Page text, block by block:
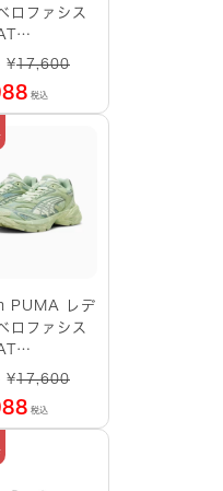
ロファシス
スニーカ
¥17,600
税込
PUMA レデ
ロファシス
スニーカ
¥17,600
税込